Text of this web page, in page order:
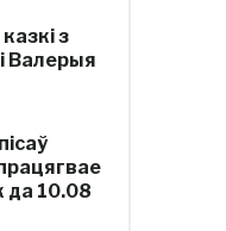
з
Валерыя
да 10.08